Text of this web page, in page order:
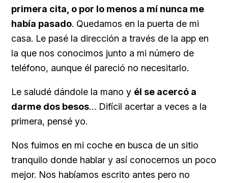
primera cita, o por lo menos a mí nunca me
había pasado. Quedamos en la puerta de mi
casa. Le pasé la dirección a través de la app en
la que nos conocimos junto a mi número de
teléfono, aunque él pareció no necesitarlo.
Le saludé dándole la mano y él se acercó a
darme dos besos… Difícil acertar a veces a la
primera, pensé yo.
Nos fuimos en mi coche en busca de un sitio
tranquilo donde hablar y así conocernos un poco
mejor. Nos habíamos escrito antes pero no